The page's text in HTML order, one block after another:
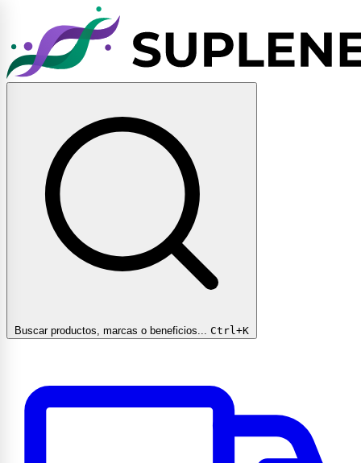
Buscar productos, marcas o beneficios... Ctrl+K